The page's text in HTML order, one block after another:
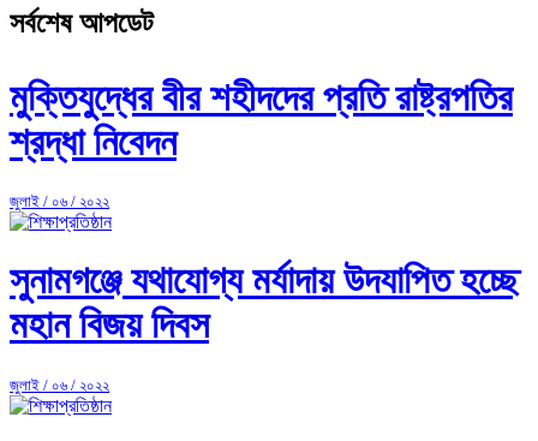
সর্বশেষ আপডেট
মুক্তিযুদ্ধের বীর শহীদদের প্রতি রাষ্ট্রপতির
শ্রদ্ধা নিবেদন
জুলাই / ০৬ / ২০২২
সুনামগঞ্জে যথাযোগ্য মর্যাদায় উদযাপিত হচ্ছে
মহান বিজয় দিবস
জুলাই / ০৬ / ২০২২